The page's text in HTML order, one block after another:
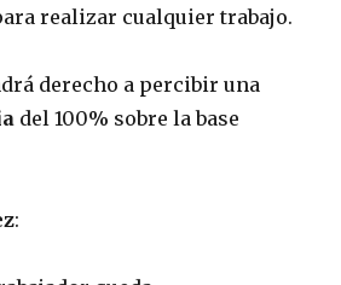
realizar cualquier trabajo.
derecho a percibir una
del 100% sobre la base
: